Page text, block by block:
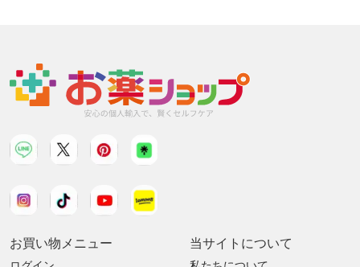
お買い物メニュー 当サイトについて